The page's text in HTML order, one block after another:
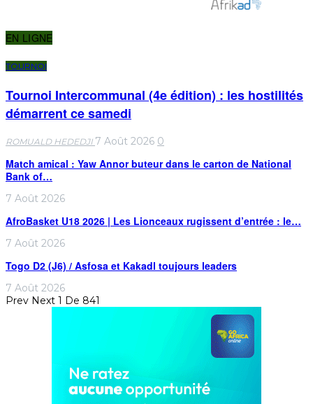
EN LIGNE
TOURNOI
Tournoi Intercommunal (4e édition) : les hostilités
démarrent ce samedi
ROMUALD HEDEDJI 7 Août 2026 0
Match amical : Yaw Annor buteur dans le carton de National
Bank of…
7 Août 2026
AfroBasket U18 2026 | Les Lionceaux rugissent d’entrée : le…
7 Août 2026
Togo D2 (J6) / Asfosa et Kakadl toujours leaders
7 Août 2026
Prev Next 1 De 841